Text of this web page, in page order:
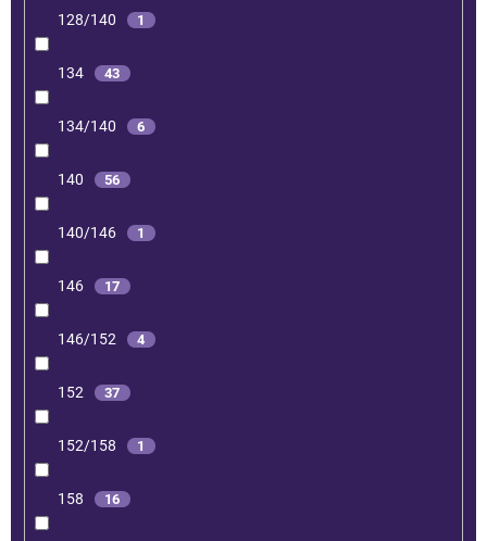
128/140 1
134 43
134/140 6
140 56
140/146 1
146 17
146/152 4
152 37
152/158 1
158 16